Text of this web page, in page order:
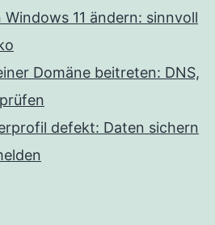
11 ändern: sinnvoll
Domäne beitreten: DNS,
defekt: Daten sichern